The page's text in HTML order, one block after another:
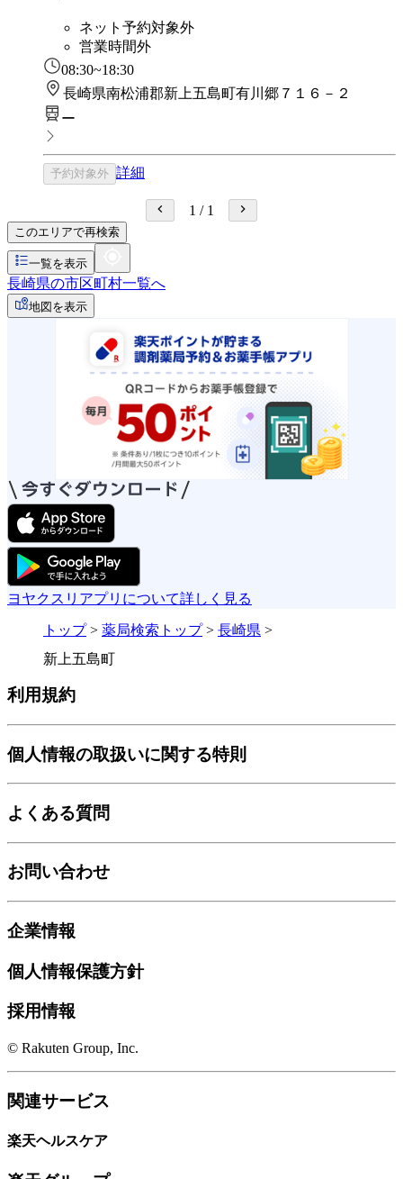
ネット予約対象外
営業時間外
08:30~18:30
長崎県南松浦郡新上五島町有川郷７１６－２
ー
予約対象外 詳細
1 / 1
このエリアで再検索
一覧を表示
長崎県の市区町村一覧へ
地図を表示
ヨヤクスリアプリについて詳しく見る
トップ> 薬局検索トップ> 長崎県 >
新上五島町
利用規約
個人情報の取扱いに関する特則
よくある質問
お問い合わせ
企業情報
個人情報保護方針
採用情報
© Rakuten Group, Inc.
関連サービス
楽天ヘルスケア